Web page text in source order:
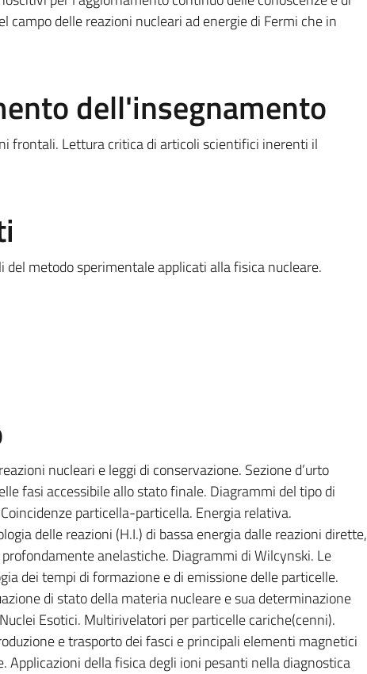
campo delle reazioni nucleari ad energie di Fermi che in
dell'insegnamento
frontali. Lettura critica di articoli scientifici inerenti il
metodo sperimentale applicati alla fisica nucleare.
nucleari e leggi di conservazione. Sezione d’urto
fasi accessibile allo stato finale. Diagrammi del tipo di
particella-particella. Energia relativa.
delle reazioni (H.I.) di bassa energia dalle reazioni dirette,
anelastiche. Diagrammi di Wilcynski. Le
dei tempi di formazione e di emissione delle particelle.
di stato della materia nucleare e sua determinazione
Esotici. Multirivelatori per particelle cariche(cenni).
e trasporto dei fasci e principali elementi magnetici
della fisica degli ioni pesanti nella diagnostica